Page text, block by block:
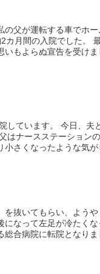
父が運転する車でホー
カ月間の入院でした。
もよらぬ宣告を受けま
しています。 今日、夫
はナースステーション
さくなったような気が
抜いてもらい、よう
になって左足が冷たく
総合病院に転院となり